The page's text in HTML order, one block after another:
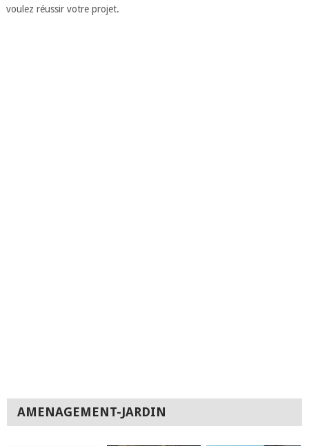
voulez réussir votre projet.
AMENAGEMENT-JARDIN